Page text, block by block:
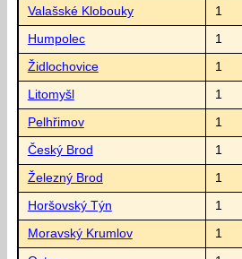
Valašské Klobouky 1
Humpolec 1
Židlochovice 1
Litomyšl 1
Pelhřimov 1
Český Brod 1
Železný Brod 1
Horšovský Týn 1
Moravský Krumlov 1